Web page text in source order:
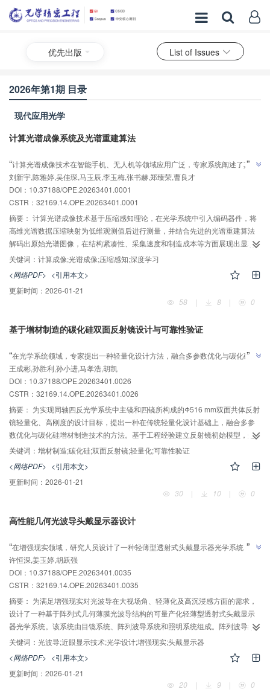
优先出版 List of Issues
2026年第1期 目录
现代应用光学
计算光谱成像系统及光谱重建算法
“计算光谱成像技术在智能手机、无人机等领域应用广泛，专家系统阐述了其理
论框架与方法体系，为多领域发展提供重要支撑。”
”
刘新宇,陈雅婷,吴佳琛,马玉辰,李玉梅,张书赫,郑臻荣,曹良才
DOI：10.37188/OPE.20263401.0001
CSTR： 32169.14.OPE.20263401.0001
摘要： 计算光谱成像技术基于压缩感知理论，在光学系统中引入编码器件，将
高维光谱数据压缩映射为低维观测值后进行测量，并结合先进的光谱重建算法
解码出原始光谱图像，在结构紧凑性、采集速度和制造成本等方面展现出显著
优势，其消费级应用已逐步扩展至智能手机、无人机和遥感卫星等平台，服务
于颜色成像、环境监测、医学诊断等多类场景。本文系统阐述了计算光谱成像
的理论框架与方法体系，重点解析其典型的光学编码策略，包括振幅编码、波
长编码、波前编码和多孔径编码，并综述主流重建方法，涵盖基于先验约束的
迭代算法与基于深度学习的端到端模型。最后，本文还讨论了该领域的发展趋
济和智慧农业等战略性新兴产业的发展高度契合，未来有望在更多的领域中发
关键词： 计算成像;光谱成像;压缩感知;深度学习
<网络PDF> <引用本文>
更新时间： 2026-01-21
58
| 8 | 0
基于增材制造的碳化硅双面反射镜设计与可靠性验证
“在光学系统领域，专家提出一种轻量化设计方法，融合多参数优化与碳化硅增
材制造技术，实现双面共体反射镜轻量化、高刚度目标。
”
王成彬,孙胜利,孙小进,马孝浩,胡凯
DOI：10.37188/OPE.20263401.0026
CSTR： 32169.14.OPE.20263401.0026
摘要： 为实现同轴四反光学系统中主镜和四镜所构成的Φ516 mm双面共体反射
镜轻量化、高刚度的设计目标，提出一种在传统轻量化设计基础上，融合多参
数优化与碳化硅增材制造技术的方法。基于工程经验建立反射镜初始模型，选
择主要结构尺寸建立多参数优化模型，并基于多目标遗传算法进行结构参数优
化，优化后的反射镜质量为6.8 kg，相对初始方案降低32.6%。最后，完成碳化
硅双面反射镜3D打印及结构模态测试，所得一阶频率为1 964 Hz。对两个镜面
光学加工后，开展了重力影响试验、真空高低温试验和振动试验。结果表明，
= 632 m
632 nm
。碳化硅双面反射
关键词： 增材制造;碳化硅;双面反射镜;轻量化;可靠性验证
<网络PDF> <引用本文>
更新时间： 2026-01-21
30
| 10 | 0
高性能几何光波导头戴显示器设计
“在增强现实领域，研究人员设计了一种轻薄型透射式头戴显示器光学系统，实
现了大视场角、轻薄化及高沉浸感，突破了量产化关键技术难点。
”
许恒深,姜玉婷,胡跃强
DOI：10.37188/OPE.20263401.0035
CSTR： 32169.14.OPE.20263401.0035
摘要： 为满足增强现实对光波导在大视场角、轻薄化及高沉浸感方面的需求，
设计了一种基于阵列式几何薄膜光波导结构的可量产化轻薄型透射式头戴显示
器光学系统。该系统由目镜系统、阵列波导系统和照明系统组成。阵列波导结
构采用具有定制化角度选择膜系的半透半反薄膜阵列作为光学组合器，实现了
出瞳扩展。通过“双半波片”偏振混合设计，将显示均匀性从单一偏振光的
59.66%~61.12%提升至76.61%（实际测试）。采用系统的光学仿真与设计方
法，依托国内成熟的光学加工链（包括精密切割、研磨抛光、复杂膜系真空镀
膜及精密胶合工艺），同时新增半波片贴膜工序，成功突破了阵列光波导量产
关键词： 光波导;近眼显示技术;光学设计;增强现实;头戴显示器
<网络PDF> <引用本文>
更新时间： 2026-01-21
20
| 9 | 0